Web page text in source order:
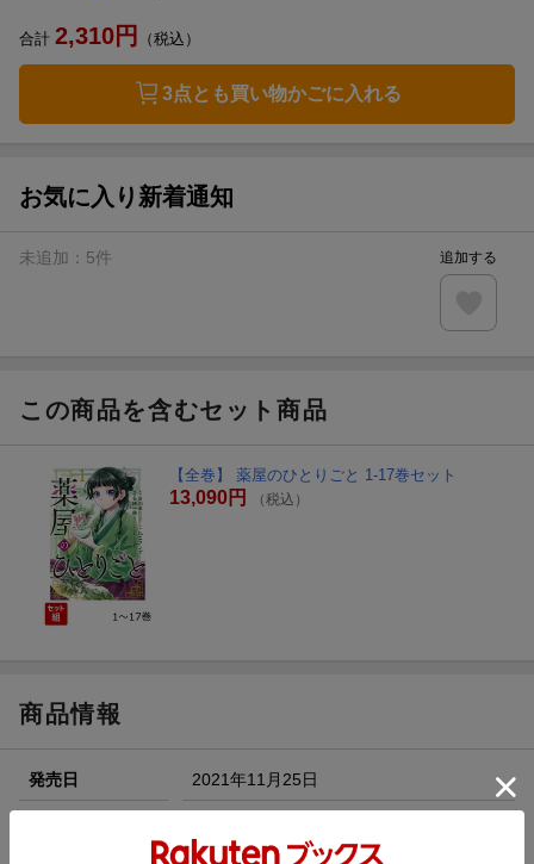
合計 2,310円 （税込）
3点とも買い物かごに入れる
お気に入り新着通知
未追加： 5件 追加する
この商品を含むセット商品
【全巻】 薬屋のひとりごと 1-17巻セット
13,090円 （税込）
商品情報
発売日 2021年11月25日
ねこクラゲ(著) ,